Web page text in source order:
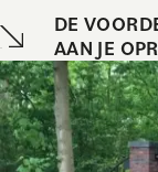
DE
AAN JE